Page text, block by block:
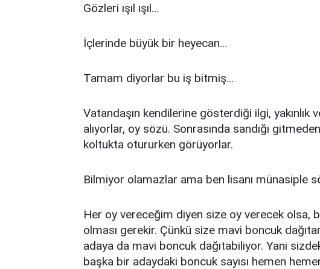
Gözleri ışıl ışıl…
İçlerinde büyük bir heyecan…
Tamam diyorlar bu iş bitmiş…
Vatandaşın kendilerine gösterdiği ilgi,
alıyorlar, oy sözü. Sonrasında sandığı
koltukta otururken görüyorlar.
Bilmiyor olamazlar ama ben lisanı münasiple
Her oy vereceğim diyen size oy verecek olsa,
olması gerekir. Çünkü size mavi boncuk
adaya da mavi boncuk dağıtabiliyor. Yani
başka bir adaydaki boncuk sayısı hemen